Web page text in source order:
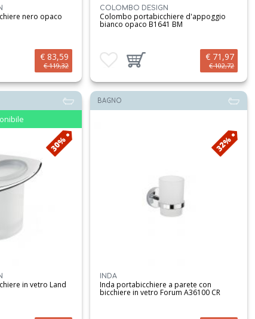
nero opaco
al carrello € 83,59
€ 119,32
COLOMBO DESIGN
Colombo portabicchiere d'appoggio
bianco opaco B1641 BM
Aggiungi ai preferitiAggiungi prodotto al carrello € 71,97
€ 102,72
30%
in vetro Land
BAGNO
32%
INDA
Inda portabicchiere a parete con
bicchiere in vetro Forum A36100 CR